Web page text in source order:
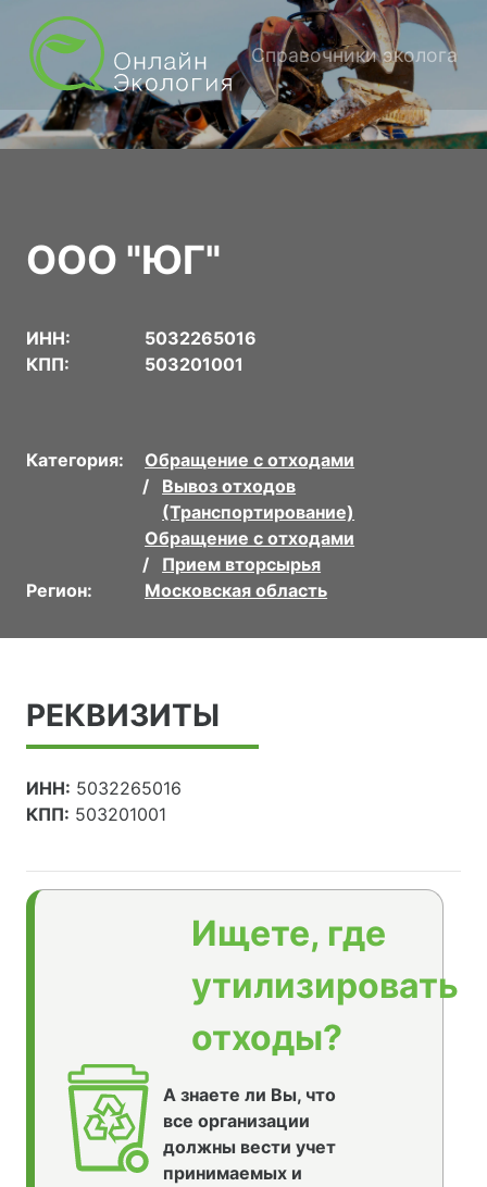
Справочники эколога
ООО "ЮГ"
ИНН:
5032265016
КПП:
503201001
Категория:
Обращение с отходами
Вывоз отходов
(Транспортирование)
Обращение с отходами
Прием вторсырья
Регион:
Московская область
РЕКВИЗИТЫ
ИНН: 5032265016
КПП: 503201001
Ищете, где
утилизировать
отходы?
А знаете ли Вы, что
все организации
должны вести учет
принимаемых и